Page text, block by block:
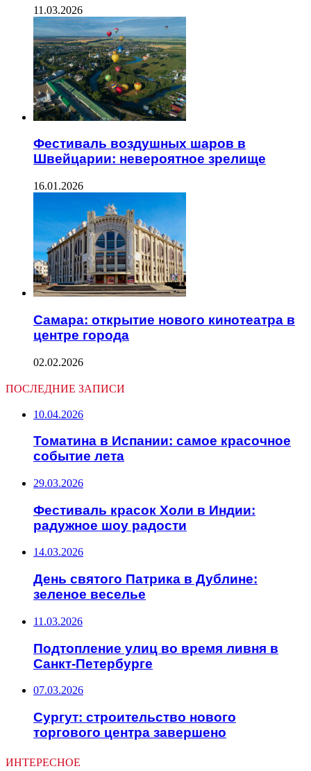
11.03.2026
Фестиваль воздушных шаров в
Швейцарии: невероятное зрелище
16.01.2026
Самара: открытие нового кинотеатра в
центре города
02.02.2026
ПОСЛЕДНИЕ ЗАПИСИ
10.04.2026
Томатина в Испании: самое красочное
событие лета
29.03.2026
Фестиваль красок Холи в Индии:
радужное шоу радости
14.03.2026
День святого Патрика в Дублине:
зеленое веселье
11.03.2026
Подтопление улиц во время ливня в
Санкт-Петербурге
07.03.2026
Сургут: строительство нового
торгового центра завершено
ИНТЕРЕСНОЕ